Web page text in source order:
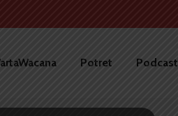
Potret Podcast